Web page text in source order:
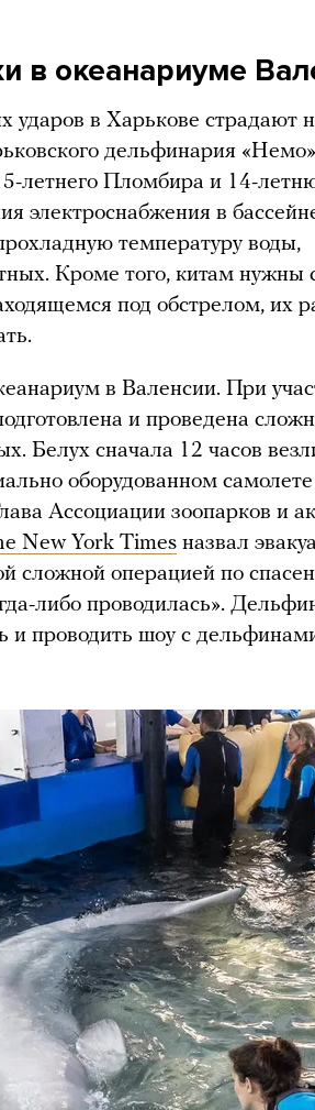
в океанариуме
ударов в Харькове страдают
дельфинария
летнего Пломбира и 14-
электроснабжения в
температуру воды,
Кроме того, китам нужны
под обстрелом, их
в Валенсии. При
и проведена
Белух сначала 12 часов
оборудованном
Ассоциации зоопарков и
New York Times назвал
сложной операцией по
либо проводилась».
и проводить шоу с